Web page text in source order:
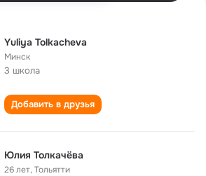
Yuliya Tolkacheva
Минск
3 школа
Добавить в друзья
Юлия Толкачёва
26 лет,Тольятти